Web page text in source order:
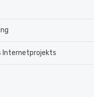
Internetprojekts